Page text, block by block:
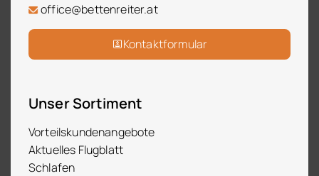
office@bettenreiter.at
Kontaktformular
Unser Sortiment
Vorteilskundenangebote
Aktuelles Flugblatt
Schlafen